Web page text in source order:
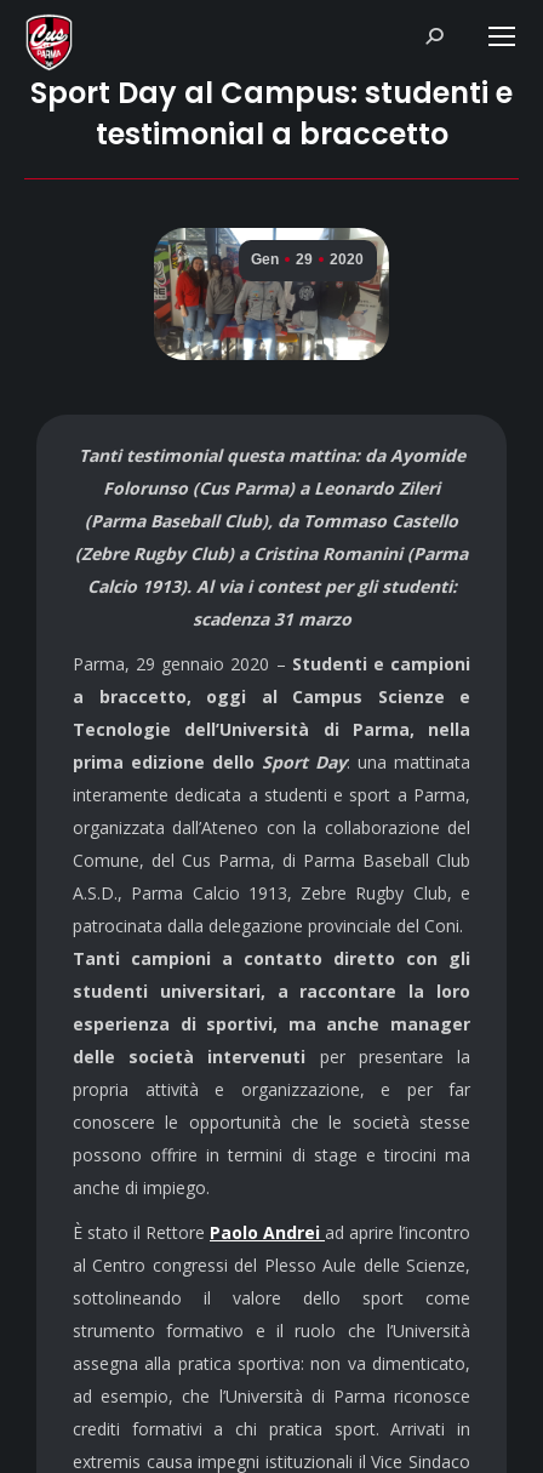
Search:
Sport Day al Campus: studenti e
testimonial a braccetto
Gen 29 2020
Tanti testimonial questa mattina: da Ayomide
Folorunso (Cus Parma) a Leonardo Zileri
(Parma Baseball Club), da Tommaso Castello
(Zebre Rugby Club) a Cristina Romanini (Parma
Calcio 1913). Al via i contest per gli studenti:
scadenza 31 marzo
Parma, 29 gennaio 2020 – Studenti e campioni
a braccetto, oggi al Campus Scienze e
Tecnologie dell’Università di Parma, nella
prima edizione dello Sport Day: una mattinata
interamente dedicata a studenti e sport a Parma,
organizzata dall’Ateneo con la collaborazione del
Comune, del Cus Parma, di Parma Baseball Club
A.S.D., Parma Calcio 1913, Zebre Rugby Club, e
patrocinata dalla delegazione provinciale del Coni.
Tanti campioni a contatto diretto con gli
studenti universitari, a raccontare la loro
esperienza di sportivi, ma anche manager
delle società intervenuti per presentare la
propria attività e organizzazione, e per far
conoscere le opportunità che le società stesse
possono offrire in termini di stage e tirocini ma
anche di impiego.
È stato il Rettore Paolo Andrei ad aprire l’incontro
al Centro congressi del Plesso Aule delle Scienze,
sottolineando il valore dello sport come
strumento formativo e il ruolo che l’Università
assegna alla pratica sportiva: non va dimenticato,
ad esempio, che l’Università di Parma riconosce
crediti formativi a chi pratica sport. Arrivati in
extremis causa impegni istituzionali il Vice Sindaco